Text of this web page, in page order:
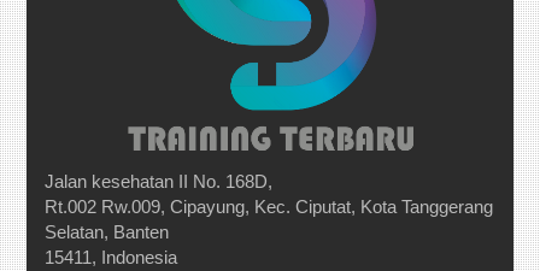
Jalan kesehatan II No. 168D,
Rt.002 Rw.009, Cipayung, Kec. Ciputat, Kota Tanggerang
Selatan, Banten
15411, Indonesia